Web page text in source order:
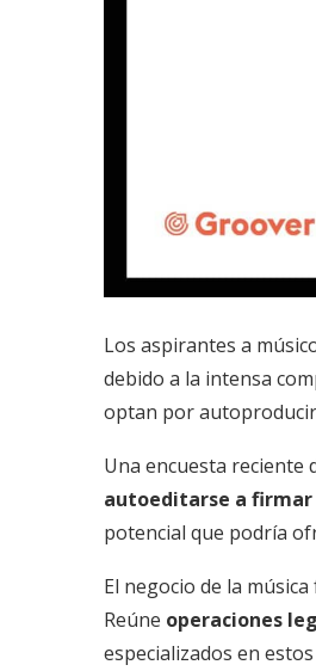
Los aspirantes a
debido a la intensa
optan por
Una encuesta reciente
autoeditarse a
potencial que podría
El negocio de la
Reúne operaciones
especializados en